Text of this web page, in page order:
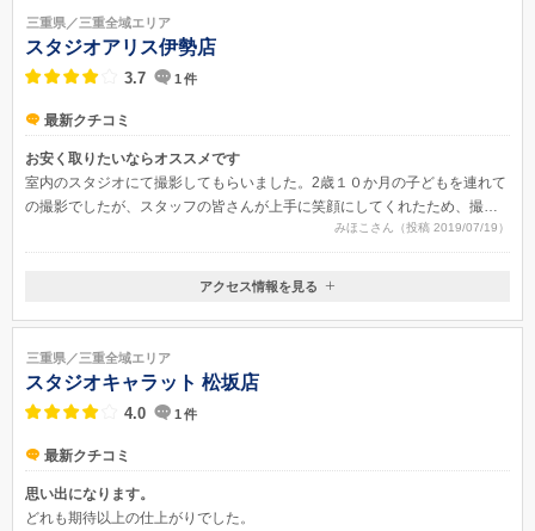
三重県／三重全域エリア
スタジオアリス伊勢店
3.7 1 件
最新クチコミ
お安く取りたいならオススメです
室内のスタジオにて撮影してもらいました。2歳１０か月の子どもを連れて
の撮影でしたが、スタッフの皆さんが上手に笑顔にしてくれたため、撮影
もスムーズに進み、良い写真が取れました。大人はもちろん、子どももよ
く笑っている素敵な写真になりました。特に出来上がってきた写真はサイ
ズが大きかったのですが、とても綺麗に印刷されており、大満足の出来栄
悩むほどでした。
みほこさん（投稿 2019/07/19）
三重県伊勢市楠部町乙１０４−５
アクセス情報を見る
三重県／三重全域エリア
スタジオキャラット 松坂店
4.0 1 件
最新クチコミ
思い出になります。
どれも期待以上の仕上がりでした。